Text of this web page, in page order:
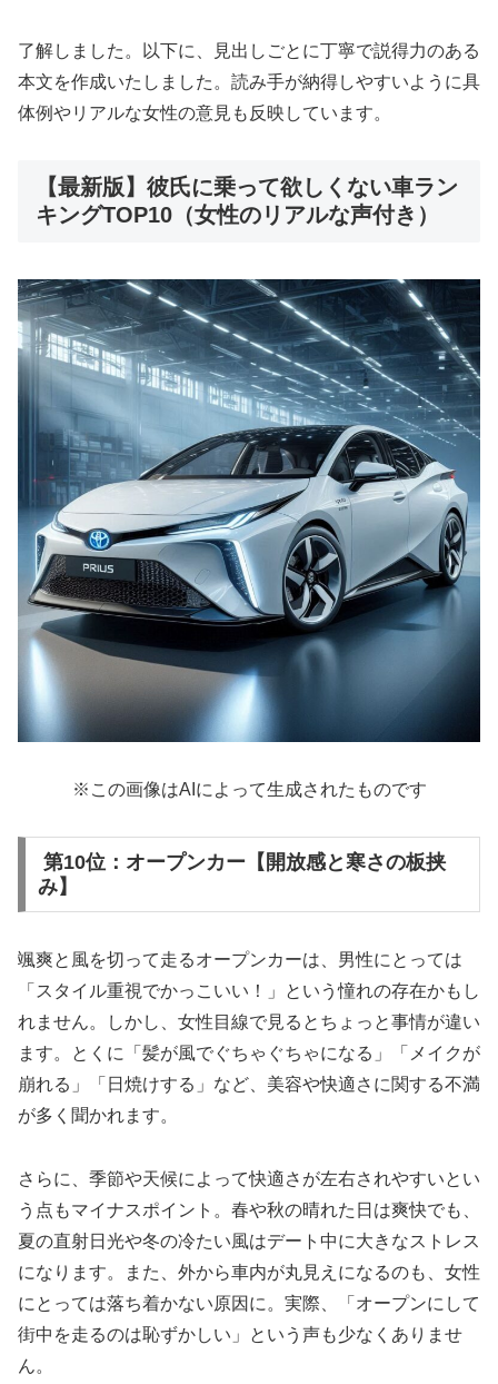
了解しました。以下に、見出しごとに丁寧で説得力のある
本文を作成いたしました。読み手が納得しやすいように具
体例やリアルな女性の意見も反映しています。
【最新版】彼氏に乗って欲しくない車ラン
キングTOP10（女性のリアルな声付き）
※この画像はAIによって生成されたものです
第10位：オープンカー【開放感と寒さの板挟
み】
颯爽と風を切って走るオープンカーは、男性にとっては
「スタイル重視でかっこいい！」という憧れの存在かもし
れません。しかし、女性目線で見るとちょっと事情が違い
ます。とくに「髪が風でぐちゃぐちゃになる」「メイクが
崩れる」「日焼けする」など、美容や快適さに関する不満
が多く聞かれます。
さらに、季節や天候によって快適さが左右されやすいとい
う点もマイナスポイント。春や秋の晴れた日は爽快でも、
夏の直射日光や冬の冷たい風はデート中に大きなストレス
になります。また、外から車内が丸見えになるのも、女性
にとっては落ち着かない原因に。実際、「オープンにして
街中を走るのは恥ずかしい」という声も少なくありませ
ん。